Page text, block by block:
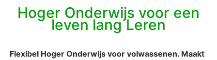
Hoger Onderwijs voor een
leven lang Leren
Flexibel Hoger Onderwijs voor volwassenen. Maakt